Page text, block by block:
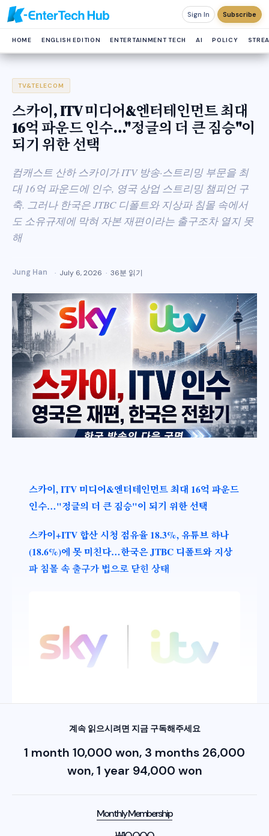
Sign In Subscribe
HOME ENGLISH EDITION ENTERTAINMENT TECH AI POLICY
TV&TELECOM
스카이, ITV 미디어&엔터테인먼트 최대
16억 파운드 인수…"정글의 더 큰 짐승"이
되기 위한 선택
컴캐스트 산하 스카이가 ITV 방송·스트리밍 부문을 최
대 16억 파운드에 인수, 영국 상업 스트리밍 챔피언 구
축. 그러나 한국은 JTBC 디폴트와 지상파 침몰 속에서
도 소유규제에 막혀 자본 재편이라는 출구조차 열지 못
해
Jung Han July 6, 2026 36분 읽기
스카이, ITV 미디어&엔터테인먼트 최대 16억 파운드
인수…"정글의 더 큰 짐승"이 되기 위한 선택
스카이+ITV 합산 시청 점유율 18.3%, 유튜브 하나
(18.6%)에 못 미친다…한국은 JTBC 디폴트와 지상
파 침몰 속 출구가 법으로 닫힌 상태
계속 읽으시려면 지금 구독해주세요
1 month 10,000 won, 3 months 26,000
won, 1 year 94,000 won
Monthly Membership